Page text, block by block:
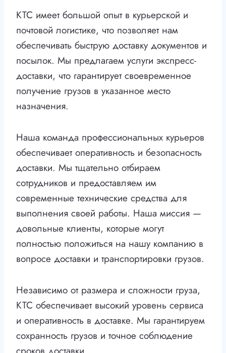
КТС имеет большой опыт в курьерской и
почтовой логистике, что позволяет нам
обеспечивать быструю доставку документов и
посылок. Мы предлагаем услуги экспресс-
доставки, что гарантирует своевременное
получение грузов в указанное место
назначения.
Наша команда профессиональных курьеров
обеспечивает оперативность и безопасность
доставки. Мы тщательно отбираем
сотрудников и предоставляем им
современные технические средства для
выполнения своей работы. Наша миссия —
довольные клиенты, которые могут
полностью положиться на нашу компанию в
вопросе доставки и транспортировки грузов.
Независимо от размера и сложности груза,
КТС обеспечивает высокий уровень сервиса
и оперативность в доставке. Мы гарантируем
сохранность грузов и точное соблюдение